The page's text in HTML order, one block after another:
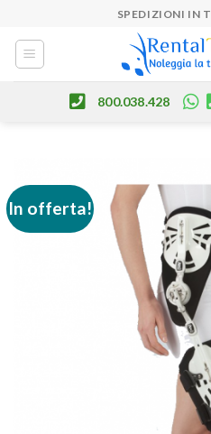
content
SPEDIZIONI IN
800.038.428
In offerta!